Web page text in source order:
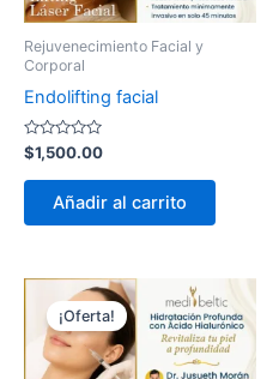
Rejuvenecimiento Facial y
Corporal
Endolifting facial
Valorado
con
0
$1,500.00
Añadir al carrito
¡Oferta!
El
precio
original
era:
$300.00.
precio
actual
es:
$225.00.